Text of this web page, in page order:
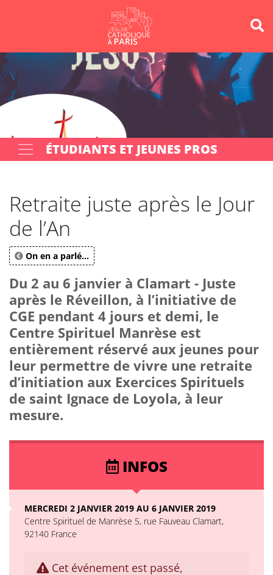
Votre recherche OK
ÉTUDIANTS ET JEUNES PROS
Retraite juste après le Jour
de l’An
On en a parlé...
Du 2 au 6 janvier à Clamart - Juste
après le Réveillon, à l’initiative de
CGE pendant 4 jours et demi, le
Centre Spirituel Manrèse est
entièrement réservé aux jeunes pour
leur permettre de vivre une retraite
d’initiation aux Exercices Spirituels
de saint Ignace de Loyola, à leur
mesure.
INFOS
MERCREDI 2 JANVIER 2019 AU 6 JANVIER 2019
Centre Spirituel de Manrèse 5, rue Fauveau Clamart,
92140 France
Cet événement est passé,
Panneau de gestion des cookies